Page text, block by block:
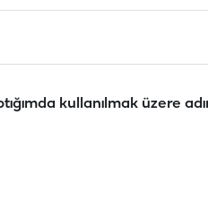
kullanılmak üzere